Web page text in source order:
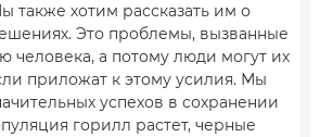
также хотим рассказать им о
Это проблемы, вызванные
человека, а потому люди могут их
приложат к этому усилия. Мы
успехов в сохранении
горилл растет, черные